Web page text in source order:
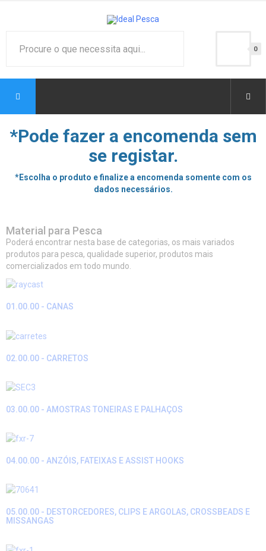
0
*Pode fazer a encomenda sem
se registar.
*Escolha o produto e finalize a encomenda somente com os
dados necessários.
Material para Pesca
Poderá encontrar nesta base de categorias, os mais variados
produtos para pesca, qualidade superior, produtos mais
comercializados em todo mundo.
01.00.00 - CANAS
02.00.00 - CARRETOS
03.00.00 - AMOSTRAS TONEIRAS E PALHAÇOS
04.00.00 - ANZÓIS, FATEIXAS E ASSIST HOOKS
05.00.00 - DESTORCEDORES, CLIPS E ARGOLAS, CROSSBEADS E
MISSANGAS